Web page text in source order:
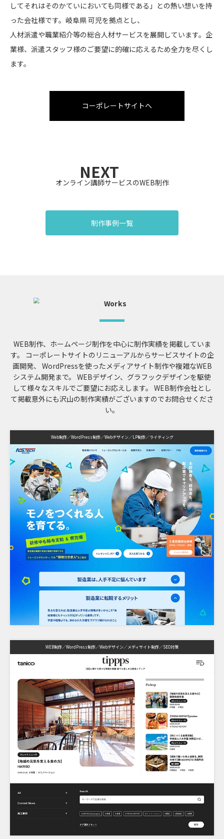
してそれはそのかていにおいても同様である」との熱い想いを持
った会社様です。岐阜県 可児を拠点とし、
人材派遣や職業紹介等の総合人材サービスを展開しています。企
業様、派遣スタッフ様のご要望に的確に応えるため全力を尽くし
ます。
コーポレートサイトへ
NEXT
オンライン講師サービスのWEB制作
制作事例一覧
WEB制作、ホームページ制作を中心に制作実績を掲載していま
す。
コーポレートサイトのリニューアルからサービスサイトの企
画開発、
WordPressを使ったメディアサイト制作や複雑なWEB
システム開発まで。 WEBデザイン、グラフックデザインを駆使
して様々なスキルでご要望にお応えします。 WEB制作会社とし
て掲載意外にも沢山の制作実績がございますのでお問合せくださ
い。
Web制作 WordPress制作 Webデザイン LP制作 ライティング
WEB制作 WordPress制作 Webデザイン メディサイト制作 SEO対策